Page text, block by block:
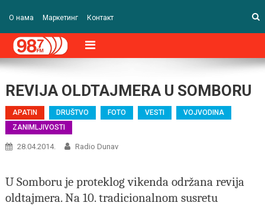
О нама Маркетинг Контакт
REVIJA OLDTAJMERA U SOMBORU
APATIN DRUŠTVO FOTO VESTI
VOJVODINA
ZANIMLJIVOSTI
28.04.2014. Radio Dunav
U Somboru je proteklog vikenda održana revija
oldtajmera. Na 10. tradicionalnom susretu